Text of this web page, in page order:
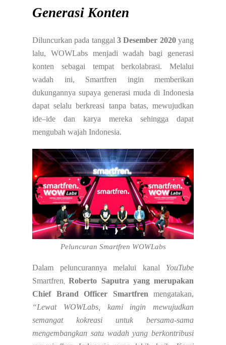
Generasi Konten
Diluncurkan pada tanggal 3 Desember 2020yang
lalu, WOWLabs menjadi wadah bagi generasi
konten sebagai tempat berkolabrasi. Melalui
wadah ini, Smartfren ingin memberikan
dukungannya supaya generasi muda di Indonesia
dapat selalu berkreasi tanpa batas, mewujudkan
ide–ide dan karya mereka sehingga dapat
mengubah wajah Indonesia.
Peluncuran Smartfren WOWLabs
Dalam peluncurannya melalui kanal YouTube
Smartfren,Roberto Saputra yang merupakan
Chief Brand Officer Smartfren mengatakan,
“Lewat WOWLabs, kami ingin mewujudkan
semangat kokreasi untuk bersama-sama
mengembangkan satu wadah yang berkontribusi